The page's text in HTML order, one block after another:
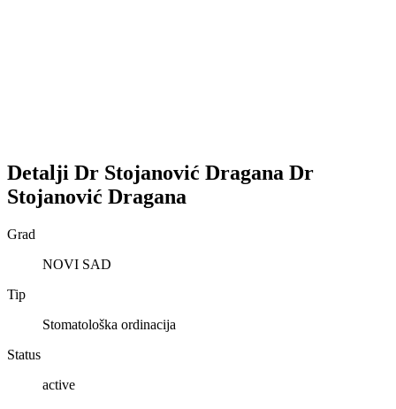
Detalji Dr Stojanović Dragana Dr
Stojanović Dragana
Grad
NOVI SAD
Tip
Stomatološka ordinacija
Status
active